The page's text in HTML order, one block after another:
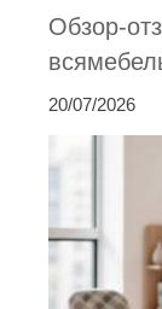
Обзор-
20/07/2026